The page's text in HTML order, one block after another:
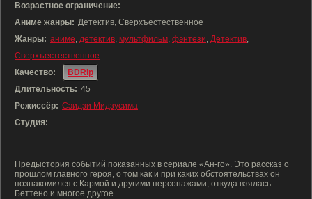
Возрастное ограничение:
Аниме жанры: Детектив, Сверхъестественное
Жанры: аниме, детектив, мультфильм, фэнтези, Детектив,
Сверхъестественное
Качество:
BDRip
Длительность: 45
Режиссёр: Сэидзи Мидзусима
Студия:
Предыстория событий показанных в сериале «Ан-го». Это рассказ о
прошлом главного героя, о том как и при каких обстоятельствах он
познакомился с Кармой и другими персонажами, откуда взялась
Беттено и многое другое.